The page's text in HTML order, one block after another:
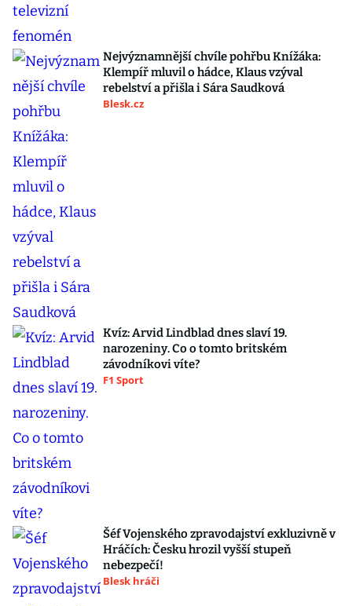
Nejvýznamnější chvíle pohřbu Knížáka:
Klempíř mluvil o hádce, Klaus vzýval
rebelství a přišla i Sára Saudková
Blesk.cz
Kvíz: Arvid Lindblad dnes slaví 19.
narozeniny. Co o tomto britském
závodníkovi víte?
F1 Sport
Šéf Vojenského zpravodajství exkluzivně v
Hráčích: Česku hrozil vyšší stupeň
nebezpečí!
Blesk hráči